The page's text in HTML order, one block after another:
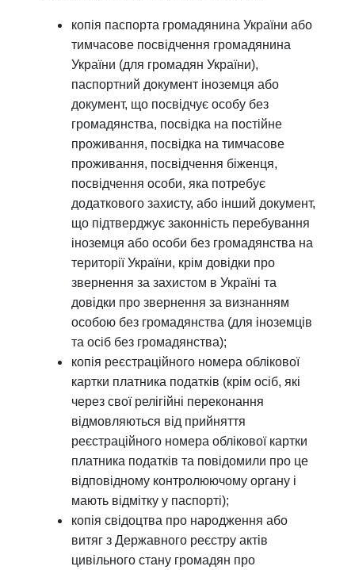
копія паспорта громадянина України або
тимчасове посвідчення громадянина
України (для громадян України),
паспортний документ іноземця або
документ, що посвідчує особу без
громадянства, посвідка на постійне
проживання, посвідка на тимчасове
проживання, посвідчення біженця,
посвідчення особи, яка потребує
додаткового захисту, або інший документ,
що підтверджує законність перебування
іноземця або особи без громадянства на
території України, крім довідки про
звернення за захистом в Україні та
довідки про звернення за визнанням
особою без громадянства (для іноземців
та осіб без громадянства);
копія реєстраційного номера облікової
картки платника податків (крім осіб, які
через свої релігійні переконання
відмовляються від прийняття
реєстраційного номера облікової картки
платника податків та повідомили про це
відповідному контролюючому органу і
мають відмітку у паспорті);
копія свідоцтва про народження або
витяг з Державного реєстру актів
цивільного стану громадян про